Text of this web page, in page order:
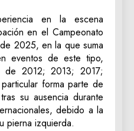
en la escena
en el Campeonato
2025, en la que suma
eventos de este tipo,
de 2012; 2013; 2017;
forma parte de
su ausencia durante
debido a la
pierna izquierda.